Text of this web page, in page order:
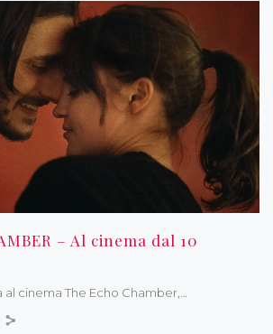
– Al cinema dal 10
cinema The Echo Chamber,…